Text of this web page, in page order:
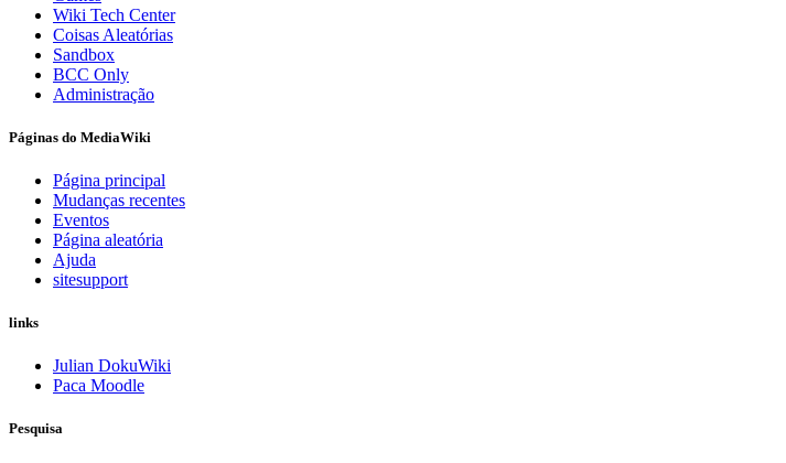
Wiki Tech Center
Coisas Aleatórias
Sandbox
BCC Only
Administração
Páginas do MediaWiki
Página principal
Mudanças recentes
Eventos
Página aleatória
Ajuda
sitesupport
links
Julian DokuWiki
Paca Moodle
Pesquisa